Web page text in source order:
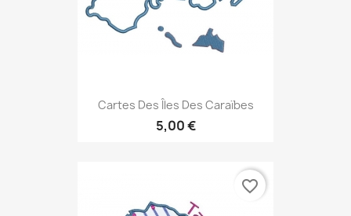
Cartes Des Îles Des Caraïbes
5,00 €
favorite_border